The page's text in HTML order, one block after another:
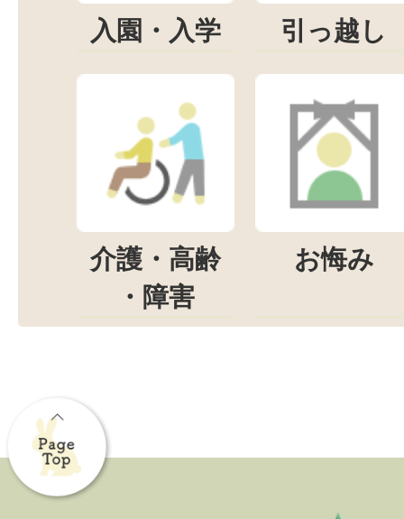
入園・入学 引っ越し
介護・高齢
・障害
お悔み